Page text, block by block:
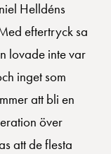
Helldéns
eftertryck sa
lovade inte var
inget som
att bli en
över
att de flesta